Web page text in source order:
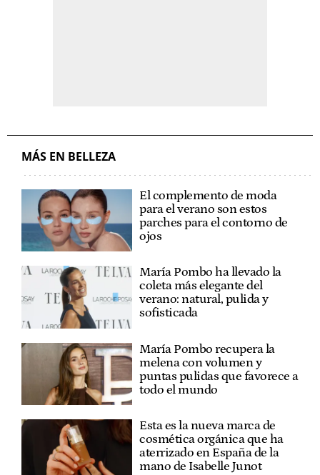
MÁS EN BELLEZA
El complemento de moda
para el verano son estos
parches para el contorno de
ojos
María Pombo ha llevado la
coleta más elegante del
verano: natural, pulida y
sofisticada
María Pombo recupera la
melena con volumen y
puntas pulidas que favorece a
todo el mundo
Esta es la nueva marca de
cosmética orgánica que ha
aterrizado en España de la
mano de Isabelle Junot